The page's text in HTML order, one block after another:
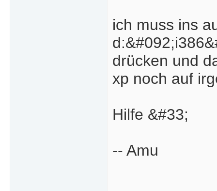
ich muss ins
drücken und
xp noch auf
Hilfe &#33;
-- Amu